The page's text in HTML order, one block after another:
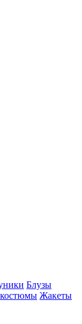
Блузы
Жакеты